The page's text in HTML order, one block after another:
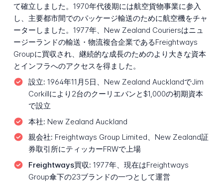
て確立しました。1970年代後期には航空貨物事業に参入
し、主要都市間でのパッケージ輸送のために航空機をチャ
ーターしました。1977年、New Zealand Couriersはニュ
ージーランドの輸送・物流複合企業であるFreightways
Groupに買収され、継続的な成長のためのより大きな資本
とインフラへのアクセスを得ました。
設立: 1964年11月5日、New Zealand AucklandでJim
Corkillにより2台のクーリエバンと$1,000の初期資本
で設立
本社: New Zealand Auckland
親会社: Freightways Group Limited、New Zealand証
券取引所にティッカーFRWで上場
Freightways買収: 1977年、現在はFreightways
Group傘下の23ブランドの一つとして運営